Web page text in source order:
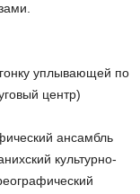
уплывающей по
центр)
ансамбль
культурно-